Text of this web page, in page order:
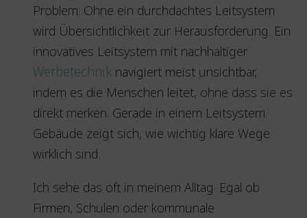
Problem: Ohne ein durchdachtes Leitsystem
wird Übersichtlichkeit zur Herausforderung. Ein
innovatives Leitsystem mit nachhaltiger
Werbetechnik navigiert meist unsichtbar,
indem es die Menschen leitet, ohne dass sie es
direkt merken. Gerade in einem Leitsystem
Gebäude zeigt sich, wie wichtig klare Wege
wirklich sind.
Ich sehe das oft in meinem Alltag. Egal ob
Firmen, Schulen oder kommunale